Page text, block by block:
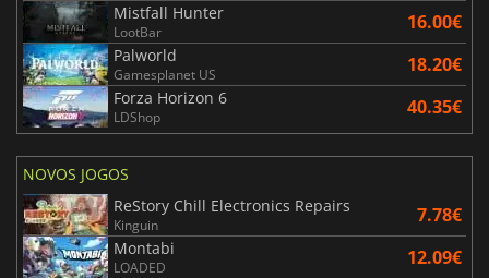
Mistfall Hunter
LootBar 16.00€
Palworld
Gamesplanet US 18.20€
Forza Horizon 6
LDShop 40.35€
NOVOS JOGOS
ReStory Chill Electronics Repairs
Kinguin 7.78€
Montabi
LOADED 12.09€